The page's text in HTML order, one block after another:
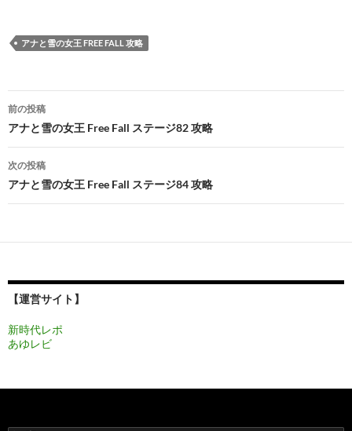
アナと雪の女王 FREE FALL 攻略
投
稿
ナ
ビ
ゲ
ー
ョ
ン
前の投稿
アナと雪の女王 Free Fall ステージ82 攻略
次の投稿
アナと雪の女王 Free Fall ステージ84 攻略
【運営サイト】
新時代レポ
あゆレビ